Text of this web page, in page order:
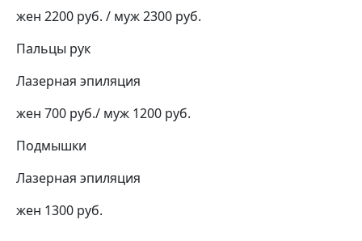
жен 2200 руб. / муж 2300 руб.
Пальцы рук
Лазерная эпиляция
жен 700 руб./ муж 1200 руб.
Подмышки
Лазерная эпиляция
жен 1300 руб.